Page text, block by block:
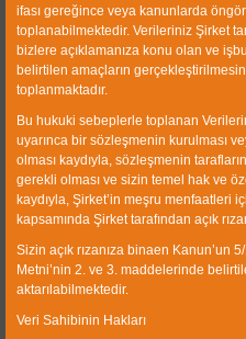
dizayn, proses ve imalatıdır.
Hızlı Link
Ürünler
Galeri
Referanslar
İnsan Kaynakları
ifası gereğince veya kanunlarda
toplanabilmektedir. Verileriniz Şirket
bizlere açıklamanıza konu olan ve
belirtilen amaçların
toplanmaktadır.
Bu hukuki sebeplerle toplanan
uyarınca bir sözleşmenin kurulması
olması kaydıyla, sözleşmenin
gerekli olması ve sizin temel hak ve
kaydıyla, Şirket’in meşru menfaatleri
kapsamında Şirket tarafından açık
Sizin açık rızanıza binaen Kanun’un
Metni’nin 2. ve 3. maddelerinde
aktarılabilmektedir.
Veri Sahibinin Hakları